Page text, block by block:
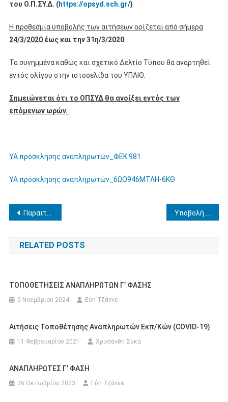
του Ο.Π.ΣΥ.Δ. (https://opsyd.sch.gr/)
Η προθεσμία υποβολής των αιτήσεων ορίζεται από σήμερα
24/3/2020 έως και την 31η/3/2020.
Τα συνημμένα καθώς και σχετικό Δελτίο Τύπου θα αναρτηθεί
εντός ολίγου στην ιστοσελίδα του ΥΠΑΙΘ.
Σημειώνεται ότι το ΟΠΣΥΔ θα ανοίξει εντός των
επόμενων ωρών.
ΥΑ πρόσκλησης αναπληρωτών_ΦΕΚ 981
ΥΑ πρόσκλησης αναπληρωτών_6ΩΟ946ΜΤΛΗ-6ΚΘ
Πλοήγηση
άρθρων
Παραιτήσεις των εκπαιδευτικών Πρωτοβάθμιας και Δευτεροβάθμιας Εκπαίδευσης
RELATED POSTS
ΤΟΠΟΘΕΤΗΣΕΙΣ ΑΝΑΠΛΗΡΩΤΩΝ Γ’ ΦΑΣΗΣ
5 Νοεμβρίου 2024 Εύη Τζάννε
Αιτήσεις Τοποθέτησης Αναπληρωτών Εκπ/κών (COVID-19)
11 Φεβρουαρίου 2021 Χρυσάνθη Συκά
ΑΝΑΠΛΗΡΩΤΕΣ Γ’ ΦΑΣΗ
26 Οκτωβρίου 2023 Εύη Τζάννε